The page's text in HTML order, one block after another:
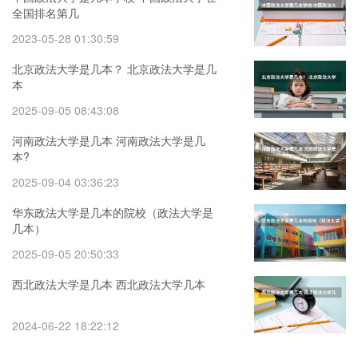
全国排名第几
2023-05-28 01:30:59
北京政法大学是几本？ 北京政法大学是几
本
2025-09-05 08:43:08
河南政法大学是几本 河南政法大学是几
本?
2025-09-04 03:36:23
华东政法大学是几本的院校（政法大学是
几本）
2025-09-05 20:50:33
西北政法大学是几本 西北政法大学几本
2024-06-22 18:22:12